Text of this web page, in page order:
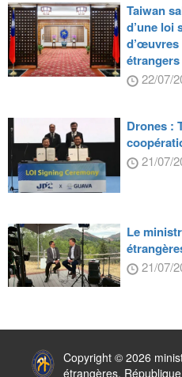
Taiwan
d’une loi
d’œuvres
étrangers
22/07/
Drones :
21/07/
Le
21/07/
Copyright © 2026
étrangères,